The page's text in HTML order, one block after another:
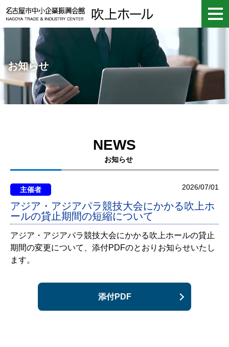
お知らせ
NEWS
お知らせ
主催者 2026/07/01
アジア・アジアパラ競技大会にかかる吹上ホ
ールの貸止期間の短縮について
アジア・アジアパラ競技大会にかかる吹上ホールの貸止
期間の変更について、添付PDFのとおりお知らせいたし
ます。
添付PDF